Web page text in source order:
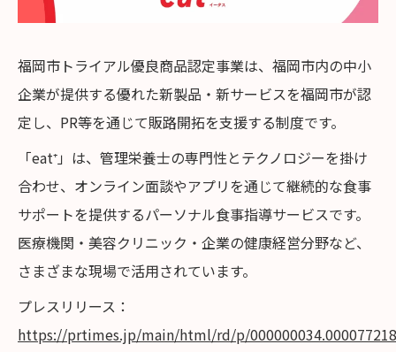
福岡市トライアル優良商品認定事業は、福岡市内の中小
企業が提供する優れた新製品・新サービスを福岡市が認
定し、PR等を通じて販路開拓を支援する制度です。
「eat⁺」は、管理栄養士の専門性とテクノロジーを掛け
合わせ、オンライン面談やアプリを通じて継続的な食事
サポートを提供するパーソナル食事指導サービスです。
医療機関・美容クリニック・企業の健康経営分野など、
さまざまな現場で活用されています。
プレスリリース：
https://prtimes.jp/main/html/rd/p/